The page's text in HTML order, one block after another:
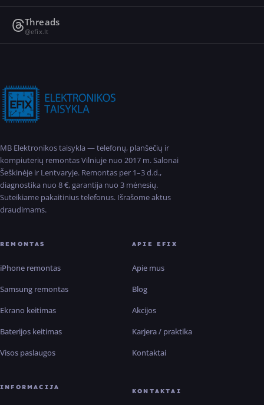
Threads
@efix.lt
MB Elektronikos taisykla — telefonų, planšečių ir
kompiuterių remontas Vilniuje nuo 2017 m. Salonai
Šeškinėje ir Lentvaryje. Remontas per 1–3 d.d.,
diagnostika nuo 8 €, garantija nuo 3 mėnesių.
Suteikiame pakaitinius telefonus. Išrašome aktus
draudimams.
REMONTAS
iPhone remontas
Samsung remontas
Ekrano keitimas
Baterijos keitimas
Visos paslaugos
APIE EFIX
Apie mus
Blog
Akcijos
Karjera / praktika
Kontaktai
INFORMACIJA
KONTAKTAI